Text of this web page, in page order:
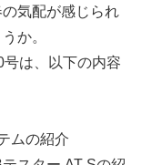
気配が感じられ
か。
は、以下の内容
ムの紹介